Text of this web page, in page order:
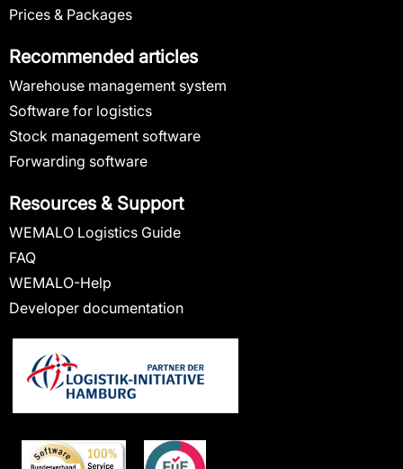
Prices & Packages
Recommended articles
Warehouse management system
Software for logistics
Stock management software
Forwarding software
Resources & Support
WEMALO Logistics Guide
FAQ
WEMALO-Help
Developer documentation